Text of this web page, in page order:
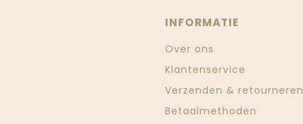
INFORMATIE
Over ons
Klantenservice
Verzenden & retourneren
Betaalmethoden